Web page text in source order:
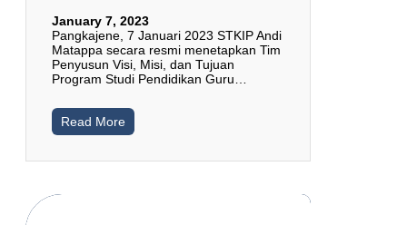
January 7, 2023
Pangkajene, 7 Januari 2023 STKIP Andi
Matappa secara resmi menetapkan Tim
Penyusun Visi, Misi, dan Tujuan
Program Studi Pendidikan Guru…
Read More